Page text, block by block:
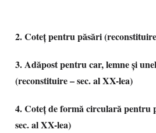
2. Coteţ pentru păsări
3. Adăpost pentru car, lemne și
(reconstituire – sec. al XX-lea)
4. Coteţ de formă circulară pentru
sec. al XX-lea)